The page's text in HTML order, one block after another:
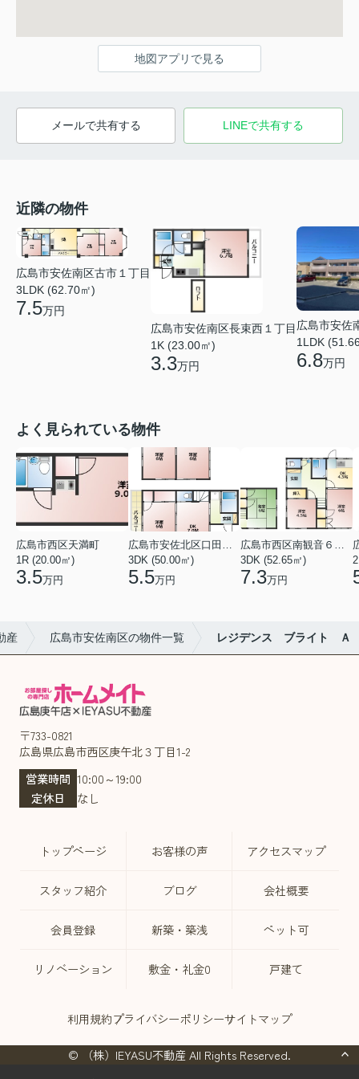
地図アプリで見る
メールで共有する LINEで共有する
近隣の物件
広島市安佐南区古市１丁目
3LDK (62.70㎡)
7.5万円
広島市安佐南区長束西１丁目
1K (23.00㎡)
3.3万円
広島市安佐
1LDK
6.8万円
よく見られている物件
広島市西区天満町
1R (20.00㎡)
3.5万円
3DK (50.00㎡)
5.5万円
3DK (52.65㎡)
7.3万円
産 広島市安佐南区の物件一覧 レジデンス ブライト Ａ
〒733-0821
広島県広島市西区庚午北３丁目1-2
営業時間 10:00～19:00
定休日
なし
トップページ お客様の声 アクセスマップ
スタッフ紹介 ブログ 会社概要
会員登録 新築・築浅 ペット可
リノベーション 敷金・礼金0 戸建て
利用規約プライバシーポリシーサイトマップ
© （株）IEYASU不動産 All Rights Reserved.